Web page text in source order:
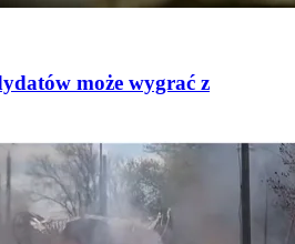
może wygrać z